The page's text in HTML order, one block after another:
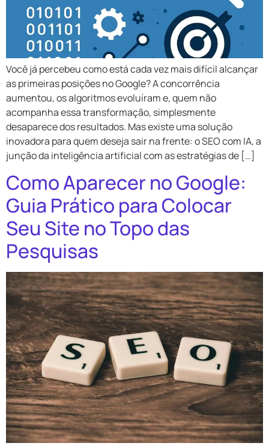
Você já percebeu como está cada vez mais difícil alcançar
as primeiras posições no Google? A concorrência
aumentou, os algoritmos evoluíram e, quem não
acompanha essa transformação, simplesmente
desaparece dos resultados. Mas existe uma solução
inovadora para quem deseja sair na frente: o SEO com IA, a
junção da inteligência artificial com as estratégias de […]
Como Aparecer no Google:
Guia Prático para Colocar
Seu Site no Topo das
Pesquisas